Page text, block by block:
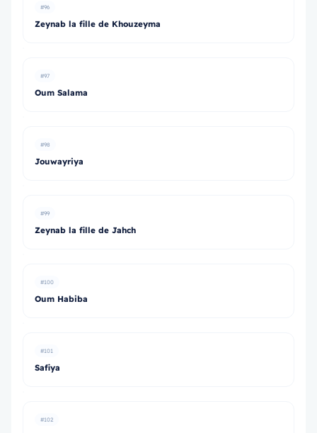
#96
Zeynab la fille de Khouzeyma
#97
Oum Salama
#98
Jouwayriya
#99
Zeynab la fille de Jahch
#100
Oum Habiba
#101
Safiya
#102